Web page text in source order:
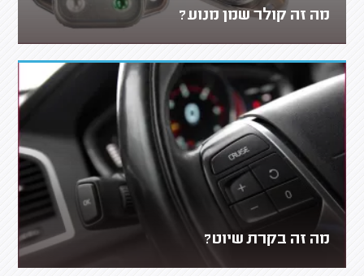
מה זה קולר שמן מנוע?
מה זה בקרת שיוט?